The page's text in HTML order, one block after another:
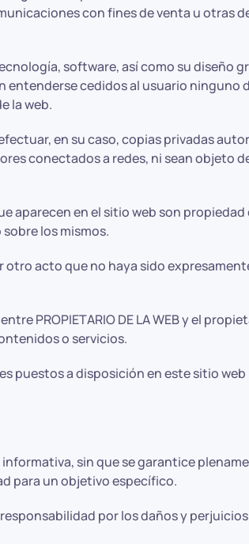
con fines de venta u otras
software, así como su diseño
entenderse cedidos al usuario ninguno
la web.
en su caso, copias privadas
conectados a redes, ni sean objeto
en el sitio web son propiedad
los mismos.
acto que no haya sido
PROPIETARIO DE LA WEB y el
o servicios.
puestos a disposición en este sitio
sin que se garantice
para un objetivo específico.
por los daños y